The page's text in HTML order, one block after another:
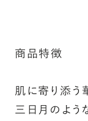
シークレット
と
商品特徴
肌に寄り添う
三日月のよう